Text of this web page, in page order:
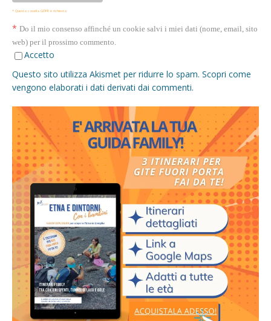
* Questa casella GDPR è richiesta
* Do il mio consenso affinché un cookie salvi i miei dati (nome, email, sito
web) per il prossimo commento.
Accetto
Questo sito utilizza Akismet per ridurre lo spam. Scopri come
vengono elaborati i dati derivati dai commenti.